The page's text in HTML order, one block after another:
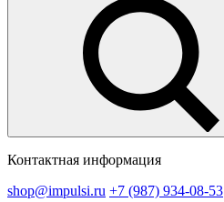
Контактная информация
shop@impulsi.ru +7 (987) 934-08-53